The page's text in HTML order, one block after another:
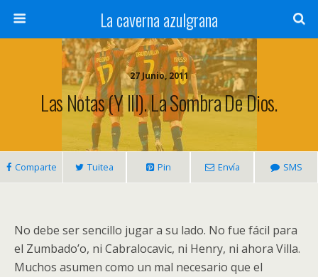
La caverna azulgrana
27 Junio, 2011
Las Notas (y III). La Sombra De Dios.
Comparte Tuitea Pin Envía SMS
No debe ser sencillo jugar a su lado. No fue fácil para
el Zumbado’o, ni Cabralocavic, ni Henry, ni ahora Villa.
Muchos asumen como un mal necesario que el